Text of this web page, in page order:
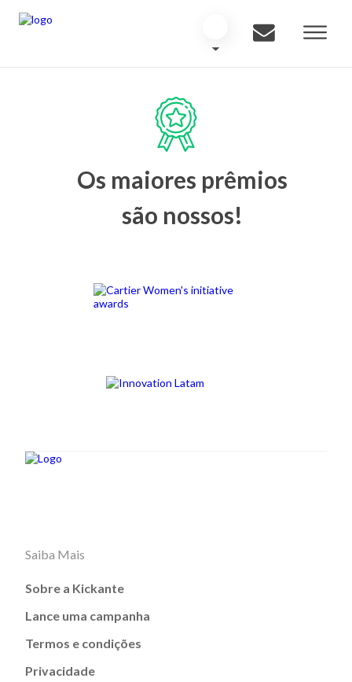
Os maiores prêmios
são nossos!
Saiba Mais
Sobre a Kickante
Lance uma campanha
Termos e condições
Privacidade